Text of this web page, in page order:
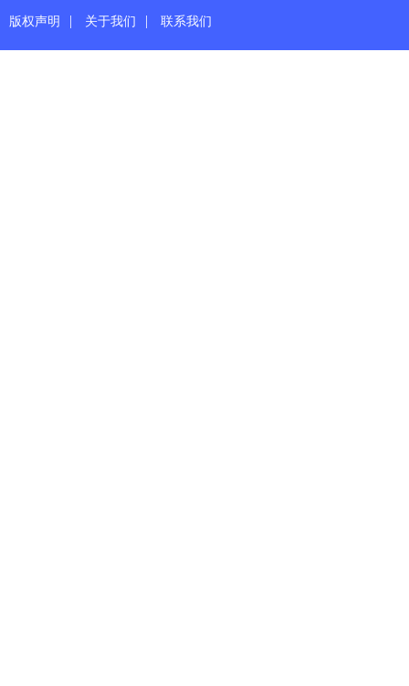
版权声明 | 关于我们 | 联系我们